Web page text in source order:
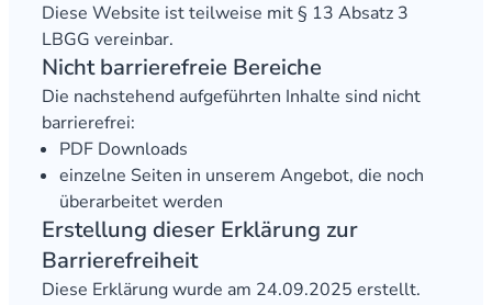
Störung melden
Kundenlogin
Diese Website ist teilweise mit § 13 Absatz 3
LBGG vereinbar.
Nicht barrierefreie Bereiche
Die nachstehend aufgeführten Inhalte sind nicht
barrierefrei:
PDF Downloads
einzelne Seiten in unserem Angebot, die noch
überarbeitet werden
Erstellung dieser Erklärung zur
Barrierefreiheit
Diese Erklärung wurde am 24.09.2025 erstellt.